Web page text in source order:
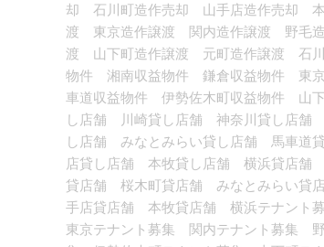
却 石川町造作売却 山手店造作売却
渡 東京造作譲渡 関内造作譲渡 野毛
渡 山下町造作譲渡 元町造作譲渡 石
物件 湘南収益物件 鎌倉収益物件 東
車道収益物件 伊勢佐木町収益物件 山
し店舗 川崎貸し店舗 神奈川貸し店
し店舗 みなとみらい貸し店舗 馬車
店貸し店舗 本牧貸し店舗 横浜貸店
貸店舗 桜木町貸店舗 みなとみらい
手店貸店舗 本牧貸店舗 横浜テナント
東京テナント募集 関内テナント募集